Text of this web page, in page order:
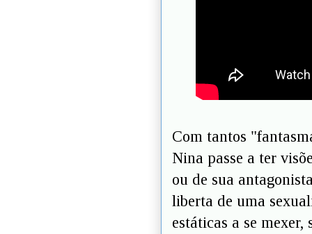
Com tantos
Nina passe a ter
ou de sua
liberta de uma
estáticas a se